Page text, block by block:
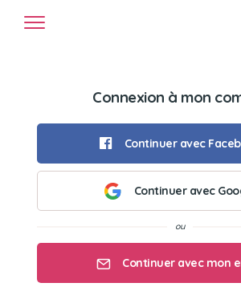
Chats
Connexion à mon
Continuer avec
Continuer avec
Continuer avec mon